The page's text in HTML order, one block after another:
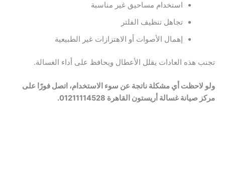
استخدام مساحيق غير مناسبة
تجاهل تنظيف الفلتر
إهمال الأصوات أو الاهتزازات غير الطبيعية
تجنب هذه العادات يقلل الأعطال ويحافظ على أداء الغسالة.
ولو لاحظت أي مشكلة ناتجة عن سوء الاستخدام، اتصل فورًا على
مركز صيانة غسالة أريستون القاهرة 01211114528.